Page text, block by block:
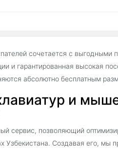
сочетается с
и гарантированная высокая
абсолютно бесплатным
и
сервис, позволяющий
Узбекистана. Создавая его, мы